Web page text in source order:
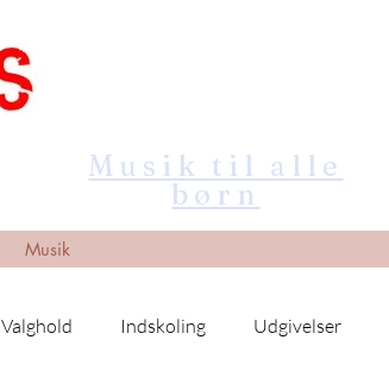
Musik til alle
børn
Musik
Valghold Indskoling Udgivelser